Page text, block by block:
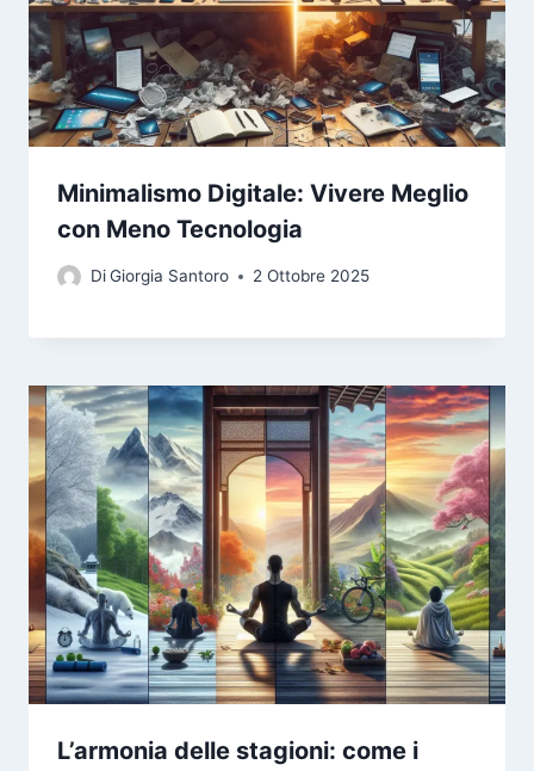
Minimalismo Digitale: Vivere Meglio
con Meno Tecnologia
DiGiorgia Santoro 2 Ottobre 2025
L’armonia delle stagioni: come i